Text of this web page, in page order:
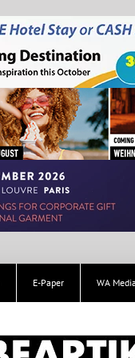
E-Paper WA Media